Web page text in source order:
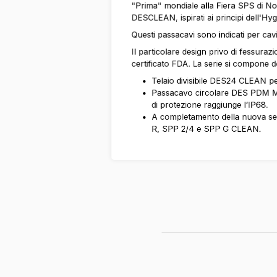
"Prima" mondiale alla Fiera SPS di
DESCLEAN, ispirati ai principi
Questi passacavi sono indicati per
Il particolare design privo di
certificato FDA. La serie si compone
Telaio divisibile DES24 CLEAN
Passacavo circolare DES PDM
di protezione raggiunge l’IP68.
A completamento della nuova
R, SPP 2/4 e SPP G CLEAN.